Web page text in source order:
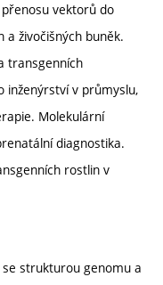
vektorů do
a živočišných buněk.
transgenních
inženýrství v průmyslu,
Molekulární
diagnostika.
rostlin v
strukturou genomu a